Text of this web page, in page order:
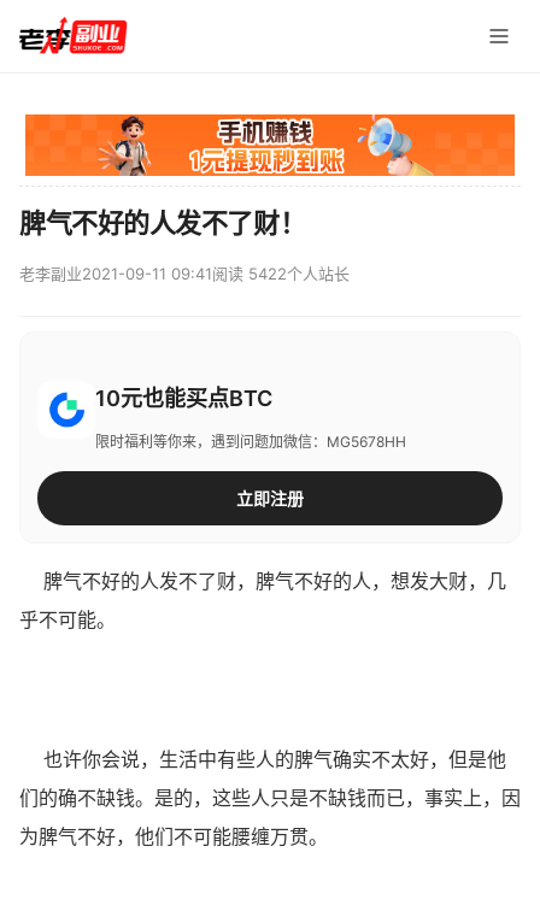
脾气不好的人发不了财！
老李副业2021-09-11 09:41阅读 5422个人站长
10元也能买点BTC
限时福利等你来，遇到问题加微信：MG5678HH
立即注册
脾气不好的人发不了财，脾气不好的人，想发大财，几
乎不可能。
也许你会说，生活中有些人的脾气确实不太好，但是他
们的确不缺钱。是的，这些人只是不缺钱而已，事实上，因
为脾气不好，他们不可能腰缠万贯。